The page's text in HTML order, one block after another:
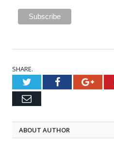
SHARE.
TwitterFacebook
Email
ABOUT AUTHOR